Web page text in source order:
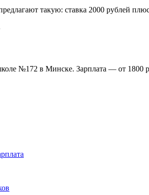
такую: ставка 2000 рублей
№172 в Минске. Зарплата — от 1800